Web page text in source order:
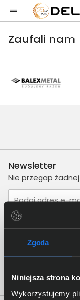
Zgoda
Niniejsza strona
Wykorzystujemy
Zaufali nam
Dla Firm i Instytucji
Newsletter
Nie przegap
Podaj adres e-